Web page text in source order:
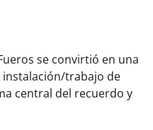
se convirtió en una
instalación/trabajo de
central del recuerdo y